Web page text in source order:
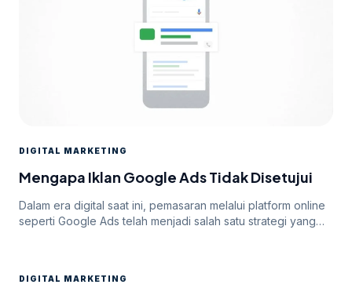
DIGITAL MARKETING
Mengapa Iklan Google Ads Tidak Disetujui
Dalam era digital saat ini, pemasaran melalui platform online
seperti Google Ads telah menjadi salah satu strategi yang
menghadapi tantangan dalam mendapatkan persetujuan
DIGITAL MARKETING